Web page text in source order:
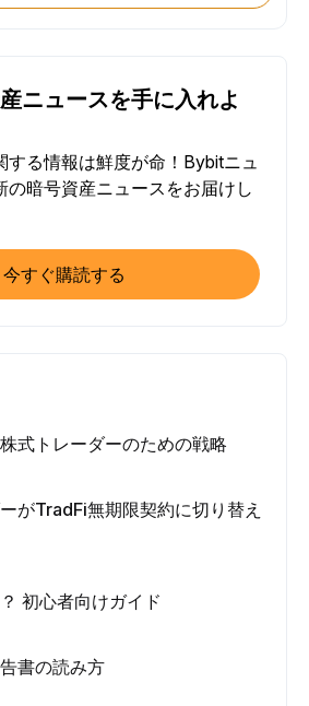
ニュースを手に入れよ
する情報は鮮度が命！Bybitニュ
の暗号資産ニュースをお届けし
今すぐ購読する
式トレーダーのための戦略
がTradFi無期限契約に切り替え
初心者向けガイド
書の読み方